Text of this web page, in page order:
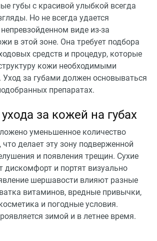
стали мягче и менее
раздраженными.
Интересный продукт, для
повседневного ухода
идеально.
губы с красивой улыбкой всегда
Но не всегда удается
виде из-за
в этой зоне. Она требует подбора
средств и процедур, которые
кожи необходимыми
за губами должен основываться
препаратах.
за кожей на губах
уменьшенное количество
делает эту зону подверженной
и появления трещин. Сухие
и портят визуально
шершавости влияют разные
витаминов, вредные привычки,
и погодные условия.
зимой и в летнее время.